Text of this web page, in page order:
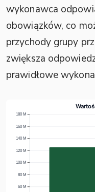
wykonawca
obowiązków, co
przychody grupy
zwiększa
prawidłowe